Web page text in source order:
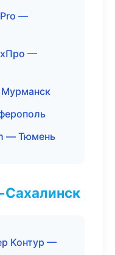
—
—
— Тюмень
Контур —